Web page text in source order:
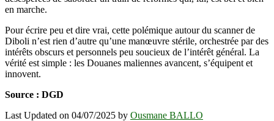
en marche.
Pour écrire peu et dire vrai, cette polémique autour du scanner de
Diboli n’est rien d’autre qu’une manœuvre stérile, orchestrée par des
intérêts obscurs et personnels peu soucieux de l’intérêt général. La
vérité est simple : les Douanes maliennes avancent, s’équipent et
innovent.
Source : DGD
Last Updated on 04/07/2025 by Ousmane BALLO